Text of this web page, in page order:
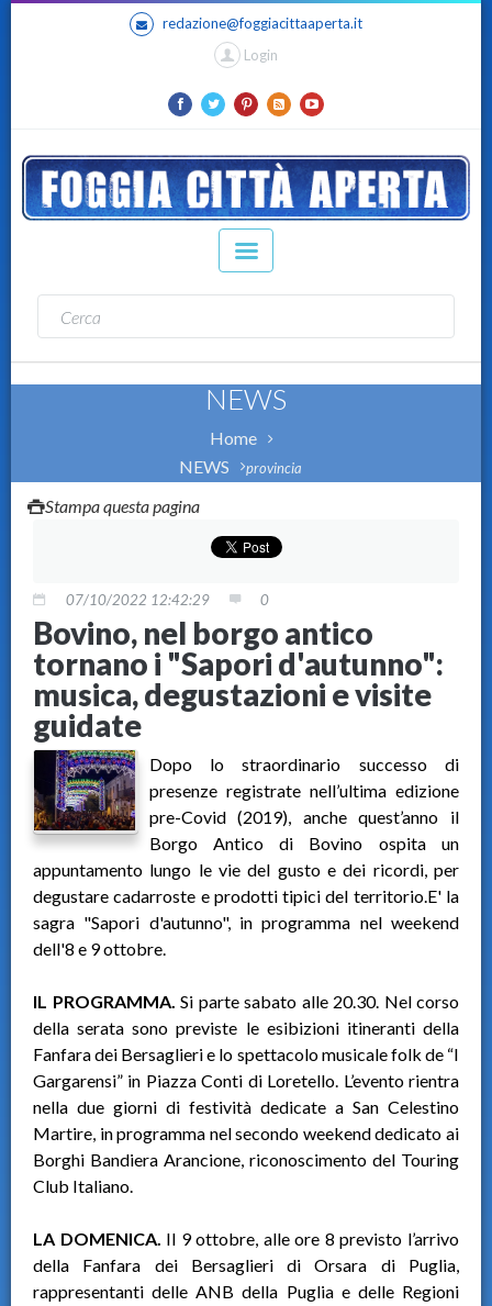
redazione@foggiacittaaperta.it
Login
NEWS
Home
NEWS
provincia
Stampa questa pagina
07/10/2022 12:42:29 0
Bovino, nel borgo antico
tornano i "Sapori d'autunno":
musica, degustazioni e visite
guidate
Dopo lo straordinario successo di
presenze registrate nell’ultima edizione
pre-Covid (2019), anche quest’anno il
Borgo Antico di Bovino ospita un
appuntamento lungo le vie del gusto e dei ricordi, per
degustare cadarroste e prodotti tipici del territorio.E' la
sagra "Sapori d'autunno", in programma nel weekend
dell'8 e 9 ottobre.
IL PROGRAMMA. Si parte sabato alle 20.30. Nel corso
della serata sono previste le esibizioni itineranti della
Fanfara dei Bersaglieri e lo spettacolo musicale folk de “I
Gargarensi” in Piazza Conti di Loretello. L’evento rientra
nella due giorni di festività dedicate a San Celestino
Martire, in programma nel secondo weekend dedicato ai
Borghi Bandiera Arancione, riconoscimento del Touring
Club Italiano.
LA DOMENICA. Il 9 ottobre, alle ore 8 previsto l’arrivo
della Fanfara dei Bersaglieri di Orsara di Puglia,
rappresentanti delle ANB della Puglia e delle Regioni